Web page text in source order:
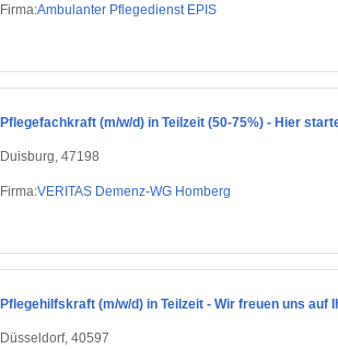
Firma:Ambulanter Pflegedienst EPIS
Pflegefachkraft (m/w/d) in Teilzeit (50-75%) - Hier
Duisburg, 47198
Firma:VERITAS Demenz-WG Homberg
Pflegehilfskraft (m/w/d) in Teilzeit - Wir freuen uns auf
Düsseldorf, 40597